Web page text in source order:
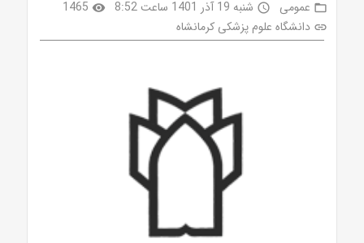
folder_open عمومی access_time شنبه 19 آذر 1401 ساعت 8:52 visibility
1465
link دانشگاه علوم پزشکی کرمانشاه